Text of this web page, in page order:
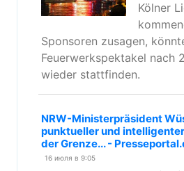
Kölner
Sponsoren zusagen,
Feuerwerkspektakel nach
wieder stattfinden.
NRW-Ministerpräsident
punktueller und
der Grenze... -
16 июля в 9:05